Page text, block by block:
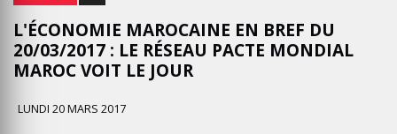
L'ÉCONOMIE MAROCAINE EN BREF DU
20/03/2017 : LE RÉSEAU PACTE MONDIAL
MAROC VOIT LE JOUR
LUNDI 20 MARS 2017